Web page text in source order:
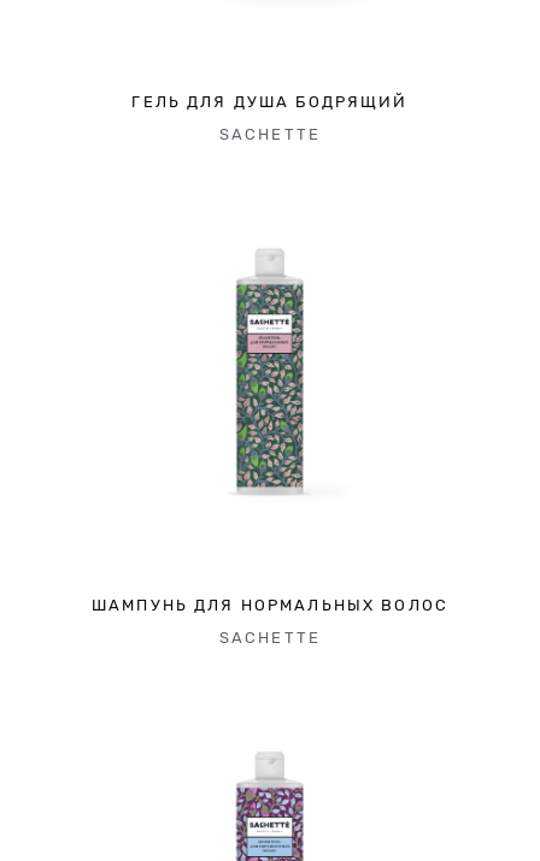
ГЕЛЬ ДЛЯ ДУША БОДРЯЩИЙ
SACHETTE
ШАМПУНЬ ДЛЯ НОРМАЛЬНЫХ ВОЛОС
SACHETTE